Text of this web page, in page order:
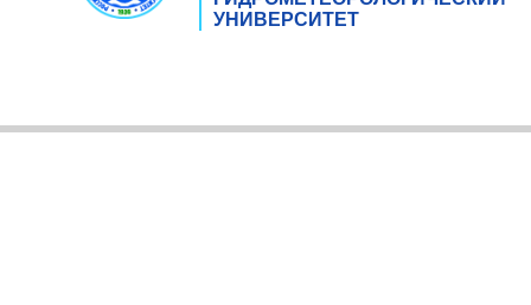
УНИВЕРСИТЕТ